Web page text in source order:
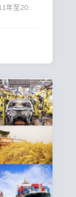
年至20…